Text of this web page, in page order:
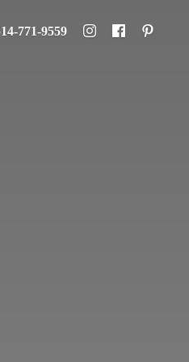
771-9559